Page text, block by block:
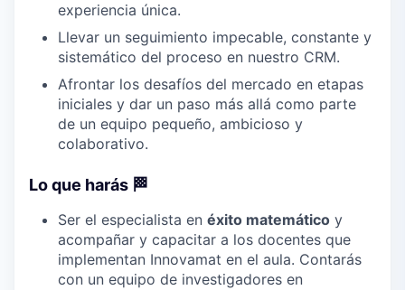
experiencia única.
Llevar un seguimiento impecable, constante y
sistemático del proceso en nuestro CRM.
Afrontar los desafíos del mercado en etapas
iniciales y dar un paso más allá como parte
de un equipo pequeño, ambicioso y
colaborativo.
Lo que harás 🏁
Ser el especialista en éxito matemático y
acompañar y capacitar a los docentes que
implementan Innovamat en el aula. Contarás
con un equipo de investigadores en